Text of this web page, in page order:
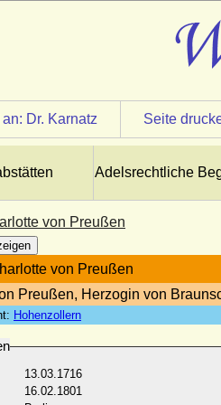
an: Dr. Karnatz Seite
Adelsrechtliche
von Preußen
von Preußen
Preußen, Herzogin von
Hohenzollern
13.03.1716
16.02.1801